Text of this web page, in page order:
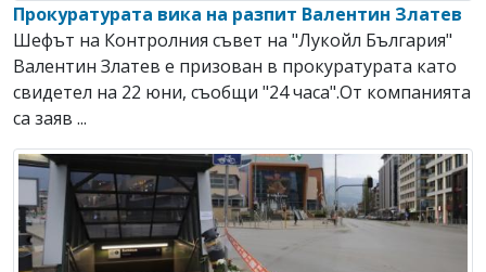
Прокуратурата вика на разпит Валентин Златев
Шефът на Контролния съвет на "Лукойл България"
Валентин Златев е призован в прокуратурата като
свидетел на 22 юни, съобщи "24 часа".От компанията
са заяв ...